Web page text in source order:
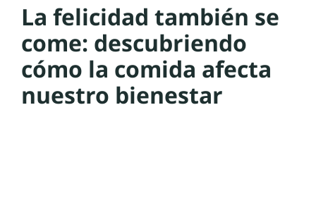
La felicidad también se
come: descubriendo
cómo la comida afecta
nuestro bienestar